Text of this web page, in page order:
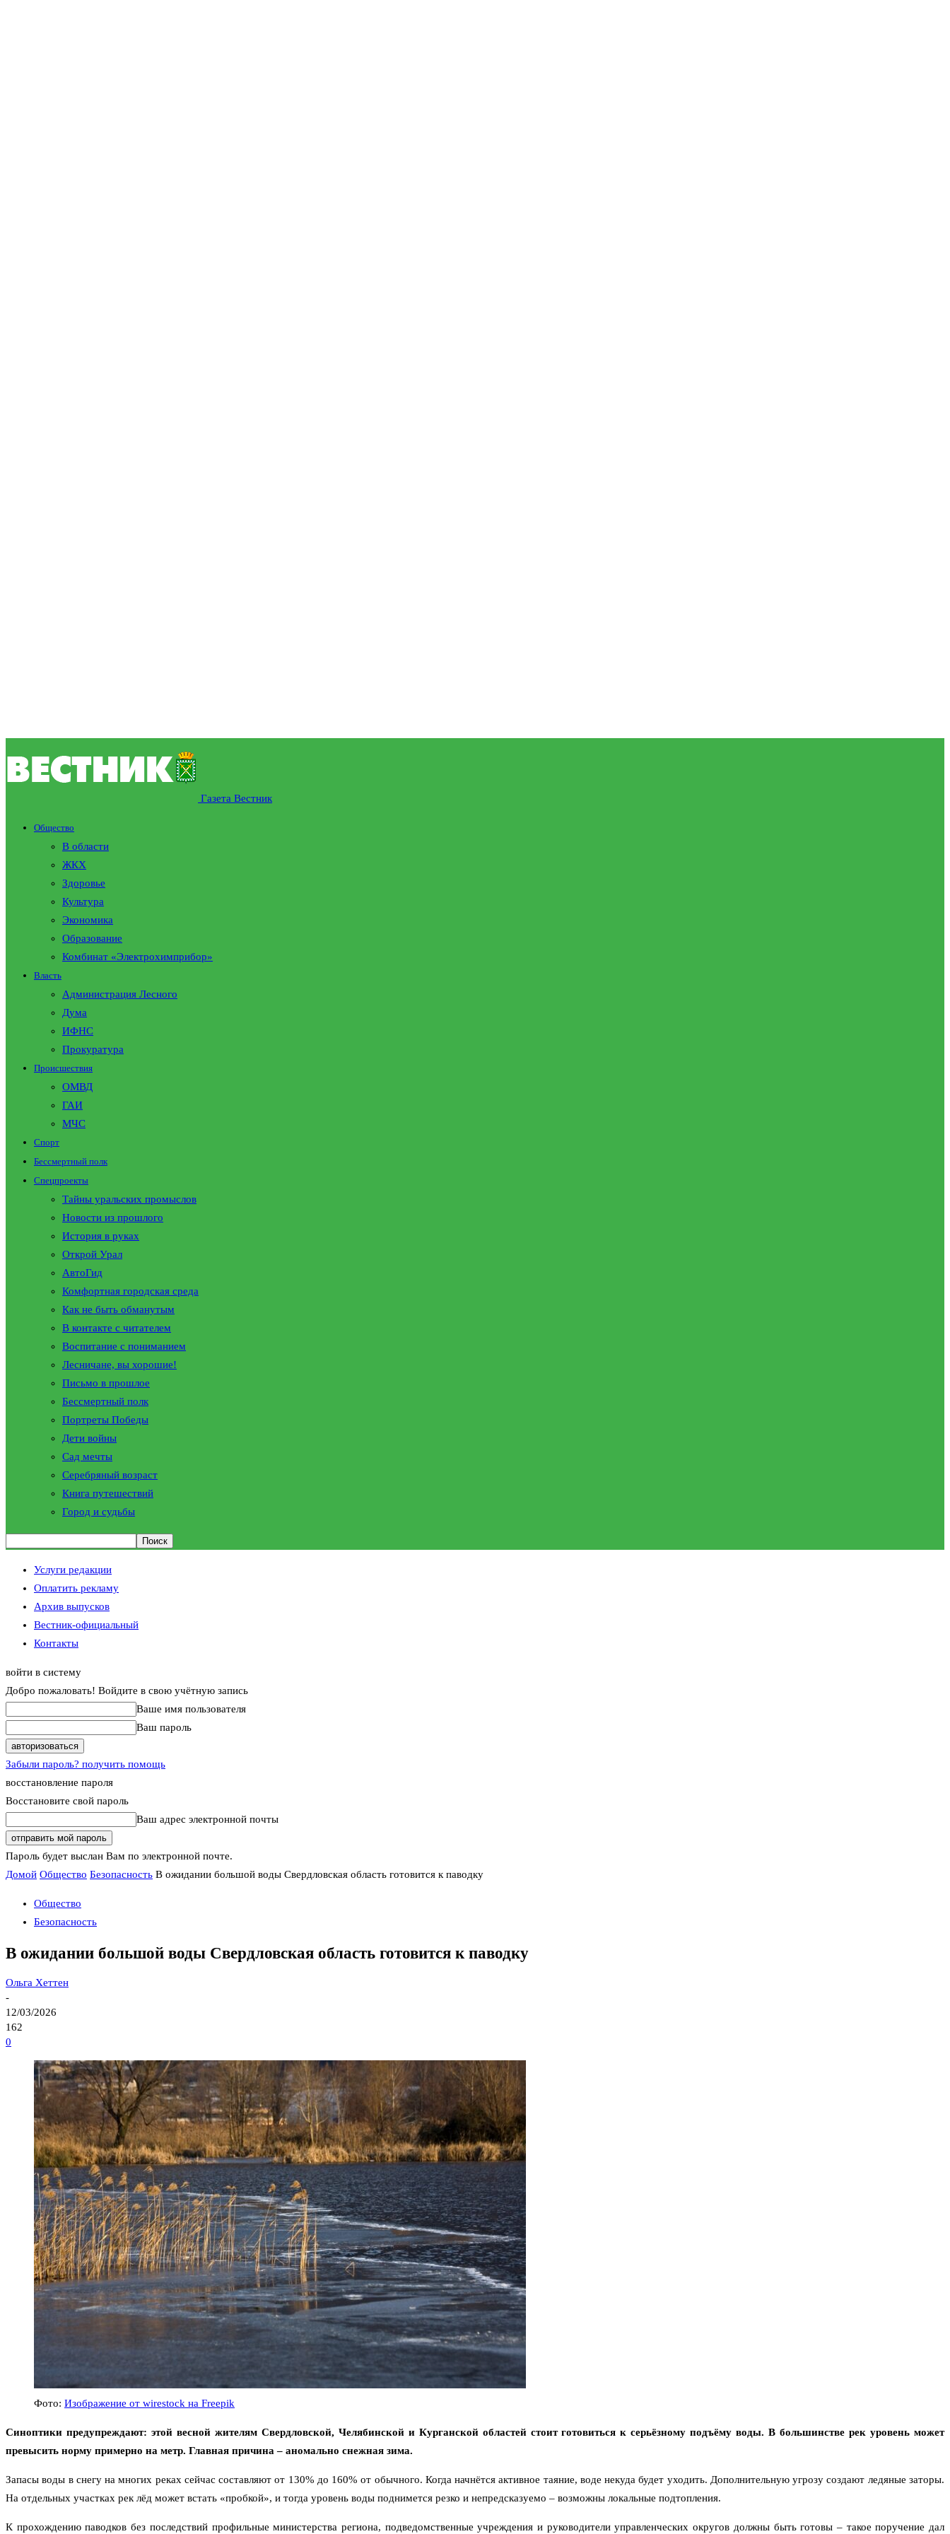
Газета Вестник
Общество
В области
ЖКХ
Здоровье
Культура
Экономика
Образование
Комбинат «Электрохимприбор»
Власть
Администрация Лесного
Дума
ИФНС
Прокуратура
Происшествия
ОМВД
ГАИ
МЧС
Спорт
Бессмертный полк
Спецпроекты
Тайны уральских промыслов
Новости из прошлого
История в руках
Открой Урал
АвтоГид
Комфортная городская среда
Как не быть обманутым
В контакте с читателем
Воспитание с пониманием
Лесничане, вы хорошие!
Письмо в прошлое
Бессмертный полк
Портреты Победы
Дети войны
Сад мечты
Серебряный возраст
Книга путешествий
Город и судьбы
Услуги редакции
Оплатить рекламу
Архив выпусков
Вестник-официальный
Контакты
войти в систему
Добро пожаловать! Войдите в свою учётную запись
Ваше имя пользователя
Ваш пароль
Забыли пароль? получить помощь
восстановление пароля
Восстановите свой пароль
Ваш адрес электронной почты
Пароль будет выслан Вам по электронной почте.
Домой Общество Безопасность В ожидании большой воды Свердловская область готовится к паводку
Общество
Безопасность
В ожидании большой воды Свердловская область готовится к паводку
Ольга Хеттен
-
12/03/2026
162
0
Фото: Изображение от wirestock на Freepik
Синоптики предупреждают: этой весной жителям Свердловской, Челябинской и Курганской областей стоит готовиться к серьёзному подъёму воды. В большинстве рек уровень может
превысить норму примерно на метр. Главная причина – аномально снежная зима.
Запасы воды в снегу на многих реках сейчас составляют от 130% до 160% от обычного. Когда начнётся активное таяние, воде некуда будет уходить. Дополнительную угрозу создают ледяные заторы.
На отдельных участках рек лёд может встать «пробкой», и тогда уровень воды поднимется резко и непредсказуемо – возможны локальные подтопления.
К прохождению паводков без последствий профильные министерства региона, подведомственные учреждения и руководители управленческих округов должны быть готовы – такое поручение дал